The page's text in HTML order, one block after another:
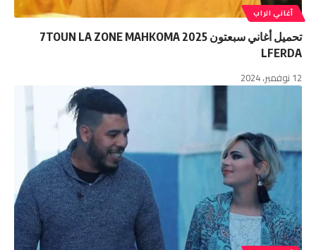
أغاني الراب
تحميل أغاني سبعتون 2025 7TOUN LA ZONE MAHKOMA
LFERDA
12 نوفمبر، 2024